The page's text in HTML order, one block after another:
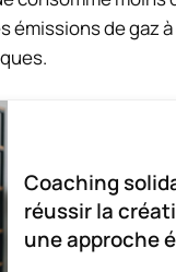
de gaz
Coaching
réussir la
une approche